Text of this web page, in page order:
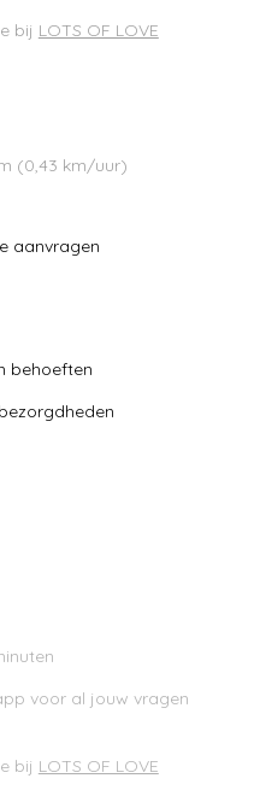
bij LOTS OF LOVE
(0,43 km/uur)
aanvragen
behoeften
voor al jouw vragen
bij LOTS OF LOVE